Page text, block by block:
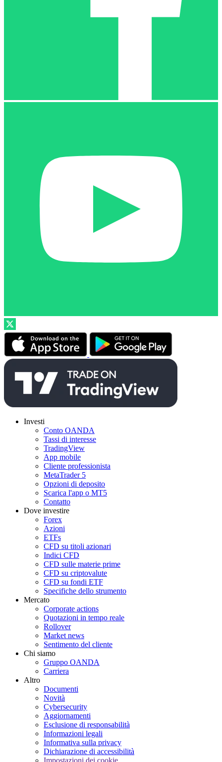
Investi
Conto OANDA
Tassi di interesse
TradingView
App mobile
Cliente professionista
MetaTrader 5
Opzioni di deposito
Scarica l'app o MT5
Contatto
Dove investire
Forex
Azioni
ETFs
CFD su titoli azionari
Indici CFD
CFD sulle materie prime
CFD su criptovalute
CFD su fondi ETF
Specifiche dello strumento
Mercato
Corporate actions
Quotazioni in tempo reale
Rollover
Market news
Sentimento del cliente
Chi siamo
Gruppo OANDA
Carriera
Altro
Documenti
Novità
Cybersecurity
Aggiornamenti
Esclusione di responsabilità
Informazioni legali
Informativa sulla privacy
Dichiarazione di accessibilità
Impostazioni dei cookie